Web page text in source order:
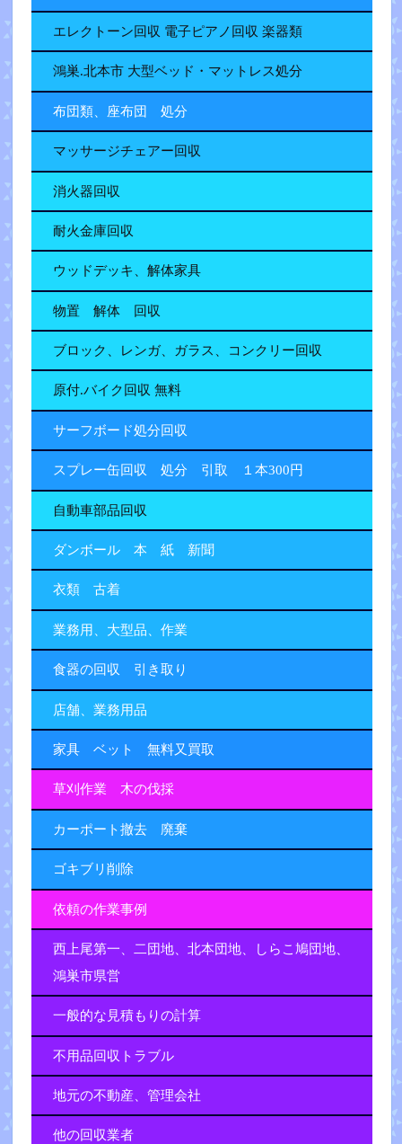
エレクトーン回収 電子ピアノ回収 楽器類
鴻巣.北本市 大型ベッド・マットレス処分
布団類、座布団 処分
マッサージチェアー回収
消火器回収
耐火金庫回収
ウッドデッキ、解体家具
物置 解体 回収
ブロック、レンガ、ガラス、コンクリー回収
原付.バイク回収 無料
サーフボード処分回収
スプレー缶回収 処分 引取 １本300円
自動車部品回収
ダンボール 本 紙 新聞
衣類 古着
業務用、大型品、作業
食器の回収 引き取り
店舗、業務用品
家具 ベット 無料又買取
草刈作業 木の伐採
カーポート撤去 廃棄
ゴキブリ削除
依頼の作業事例
西上尾第一、二団地、北本団地、しらこ鳩団地、
鴻巣市県営
一般的な見積もりの計算
不用品回収トラブル
地元の不動産、管理会社
他の回収業者